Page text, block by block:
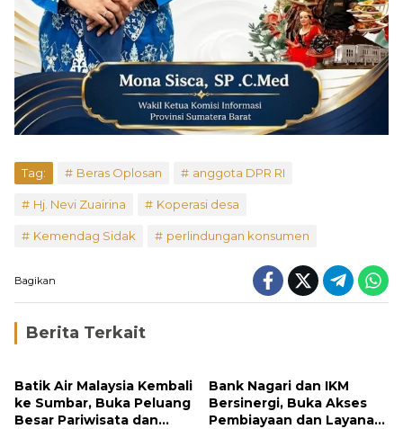
Tag: Beras Oplosan anggota DPR RI
Hj. Nevi Zuairina Koperasi desa
Kemendag Sidak perlindungan konsumen
Bagikan
Berita Terkait
Batik Air Malaysia Kembali
ke Sumbar, Buka Peluang
Besar Pariwisata dan
Bank Nagari dan IKM
Bersinergi, Buka Akses
Pembiayaan dan Layanan